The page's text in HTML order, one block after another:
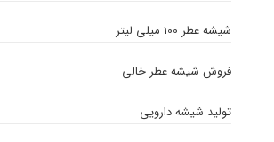
شیشه عطر 100 میلی لیتر
فروش شیشه عطر خالی
تولید شیشه دارویی